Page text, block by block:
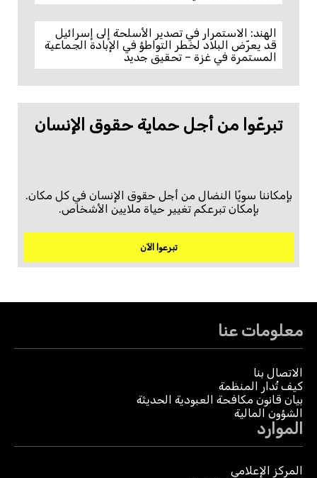
الهند: الاستمرار في تصدير الأسلحة إلى إسرائيل
قد يعرّض البلاد لخطر التواطؤ في الإبادة الجماعية
المستمرة في غزة – تحقيق جديد
تبرعّوا من أجل حماية حقوق الإنسان
بإمكاننا سويًا النضال من أجل حقوق الإنسان في كل مكان.
بإمكان تبرعكم تغيير حياة ملايين الأشخاص.
تبرعوا الآن
معلومات عنا
الاتصال بنا
كيف تُدار المنظمة
بيان قانون مكافحة العبودية الحديثة
الشؤون المالية
الموارد
المركز الإعلامي